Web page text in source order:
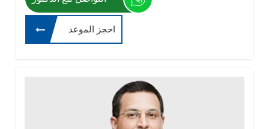
احجز الموعد